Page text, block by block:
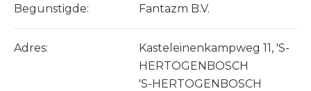
Begunstigde: Fantazm B.V.
Adres:
Kasteleinenkampweg 11, 'S-
HERTOGENBOSCH
'S-HERTOGENBOSCH